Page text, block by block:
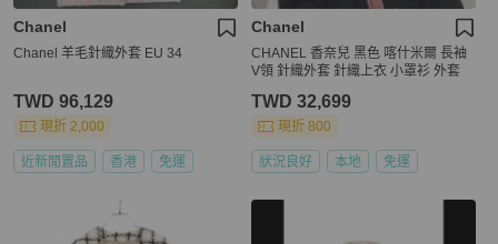
Chanel
Chanel 羊毛針織外套 EU 34
TWD 96,129
現折 2,000
近新閒置品 香港 免運
Chanel
CHANEL 香奈兒 黑色 喀什米爾 長袖
V領 針織外套 針織上衣 小罩衫 外套
TWD 32,699
現折 800
狀況良好 本地 免運